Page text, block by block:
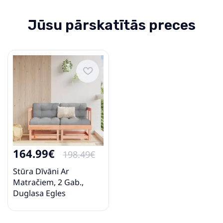
Jūsu pārskatītās preces
164.99€ 198.49€
Stūra Dīvāni Ar
Matračiem, 2 Gab.,
Duglasa Egles